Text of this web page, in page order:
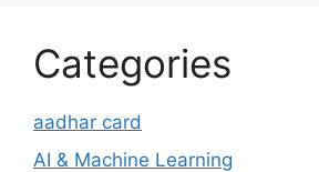
Categories
aadhar card
AI & Machine Learning